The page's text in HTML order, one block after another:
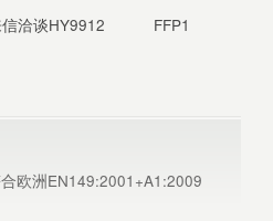
洽谈HY9912
FFP1
欧洲EN149:2001+A1:2009